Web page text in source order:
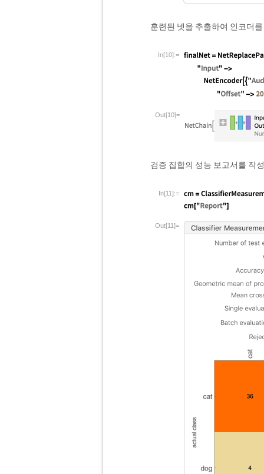
훈련된 넷을 추출하여 인코더
In[10]:=
Out[10]=
검증 집합의 성능 보고서를 작
In[11]:=
Out[11]=